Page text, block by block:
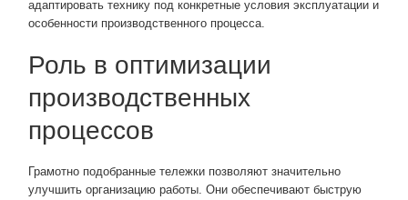
адаптировать технику под конкретные условия эксплуатации и
особенности производственного процесса.
Роль в оптимизации
производственных
процессов
Грамотно подобранные тележки позволяют значительно
улучшить организацию работы. Они обеспечивают быструю